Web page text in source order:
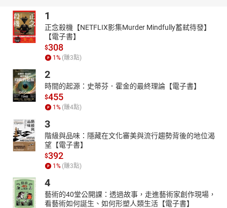
1
正念殺機【NETFLIX影集Murder Mindfully蓄弒待發】
【電子書】
$308
1 % (賺3點)
2
時間的起源：史蒂芬．霍金的最終理論【電子書】
$455
1 % (賺4點)
3
階級與品味：隱藏在文化審美與流行趨勢背後的地位渴
望【電子書】
$392
1 % (賺3點)
4
藝術的40堂公開課：透過故事，走進藝術家創作現場，
看藝術如何誕生、如何形塑人類生活【電子書】